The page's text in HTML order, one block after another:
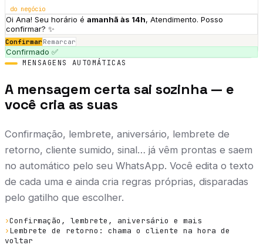
do negócio
Oi Ana! Seu horário é amanhã às 14h, Atendimento. Posso
confirmar? ✨
Confirmar Remarcar
Confirmado ✅
MENSAGENS AUTOMÁTICAS
A mensagem certa sai sozinha — e
você cria as suas
Confirmação, lembrete, aniversário, lembrete de
retorno, cliente sumido, sinal… já vêm prontas e saem
no automático pelo seu WhatsApp. Você edita o texto
de cada uma e ainda cria regras próprias, disparadas
pelo gatilho que escolher.
›Confirmação, lembrete, aniversário e mais
›Lembrete de retorno: chama o cliente na hora de
voltar